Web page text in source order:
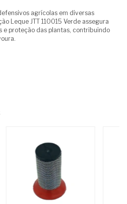
agrícolas em diversas
Leque JTT 110015 Verde assegura
e proteção das plantas, contribuindo